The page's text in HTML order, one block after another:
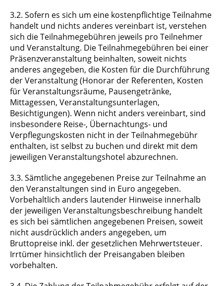
3.2. Sofern es sich um eine kostenpflichtige Teilnahme
handelt und nichts anderes vereinbart ist, verstehen
sich die Teilnahmegebühren jeweils pro Teilnehmer
und Veranstaltung. Die Teilnahmegebühren bei einer
Präsenzveranstaltung beinhalten, soweit nichts
anderes angegeben, die Kosten für die Durchführung
der Veranstaltung (Honorar der Referenten, Kosten
für Veranstaltungsräume, Pausengetränke,
Mittagessen, Veranstaltungsunterlagen,
Besichtigungen). Wenn nicht anders vereinbart, sind
insbesondere Reise-, Übernachtungs- und
Verpflegungskosten nicht in der Teilnahmegebühr
enthalten, ist selbst zu buchen und direkt mit dem
jeweiligen Veranstaltungshotel abzurechnen.
3.3. Sämtliche angegebenen Preise zur Teilnahme an
den Veranstaltungen sind in Euro angegeben.
Vorbehaltlich anders lautender Hinweise innerhalb
der jeweiligen Veranstaltungsbeschreibung handelt
es sich bei sämtlichen angegebenen Preisen, soweit
nicht ausdrücklich anders angegeben, um
Bruttopreise inkl. der gesetzlichen Mehrwertsteuer.
Irrtümer hinsichtlich der Preisangaben bleiben
vorbehalten.